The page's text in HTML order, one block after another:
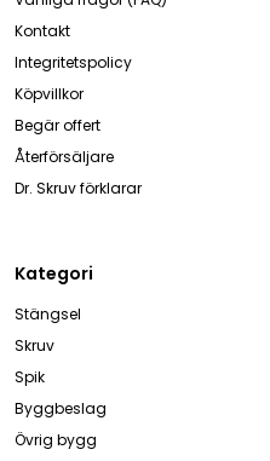
Kontakt
Integritetspolicy
Köpvillkor
Begär offert
Återförsäljare
Dr. Skruv förklarar
Kategori
Stängsel
Skruv
Spik
Byggbeslag
Övrig bygg